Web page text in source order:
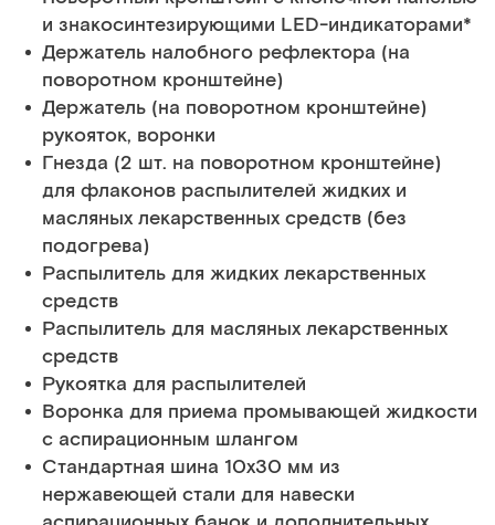
и знакосинтезирующими LED-индикаторами*
Держатель налобного рефлектора (на
поворотном кронштейне)
Держатель (на поворотном кронштейне)
рукояток, воронки
Гнезда (2 шт. на поворотном кронштейне)
для флаконов распылителей жидких и
масляных лекарственных средств (без
подогрева)
Распылитель для жидких лекарственных
средств
Распылитель для масляных лекарственных
средств
Рукоятка для распылителей
Воронка для приема промывающей жидкости
с аспирационным шлангом
Стандартная шина 10х30 мм из
нержавеющей стали для навески